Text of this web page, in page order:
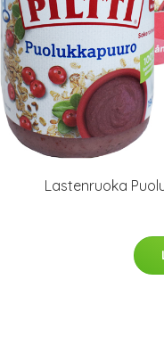
Lastenruoka